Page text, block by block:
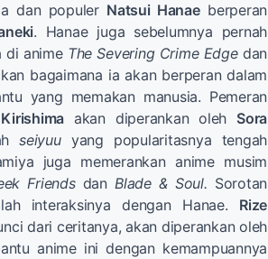
dan populer Natsui Hanaeberperan
. Hanae juga sebelumnya pernah
di anime The Severing Crime Edge dan
bagaimana ia akan berperan dalam
yang memakan manusia. Pemeran
akan diperankan oleh Sora
seiyuuyang popularitasnya tengah
juga memerankan anime musim
Friends danBlade & Soul. Sorotan
interaksinya dengan Hanae. Rize
dari ceritanya, akan diperankan oleh
anime ini dengan kemampuannya